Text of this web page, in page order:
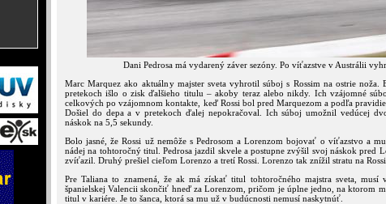
Dani Pedrosa má vydarený záver sezóny. Po víťazstve v Austrálii
Marc Marquez ako aktuálny majster sveta vyhrotil súboj s Rossim na ostrie
pretekoch išlo o zisk ďalšieho titulu – akoby teraz alebo nikdy. Ich vzájomné
celkových po vzájomnom kontakte, keď Rossi bol pred Marquezom a podľa
Došiel do depa a v pretekoch ďalej nepokračoval. Ich súboj umožnil vedúcej
náskok na 5,5 sekundy.
Bolo jasné, že Rossi už nemôže s Pedrosom a Lorenzom bojovať o víťazstvo a
nádej na tohtoročný titul. Pedrosa jazdil skvele a postupne zvýšil svoj náskok pred
zvíťazil. Druhý prešiel cieľom Lorenzo a tretí Rossi. Lorenzo tak znížil stratu na
Pre Taliana to znamená, že ak má získať titul tohtoročného majstra sveta, musí
španielskej Valencii skončiť hneď za Lorenzom, pričom je úplne jedno, na ktorom
titul v kariére. Je to šanca, ktorá sa mu už v budúcnosti nemusí naskytnúť.